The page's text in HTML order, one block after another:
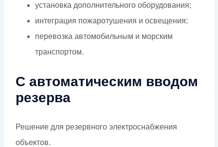
установка дополнительного оборудования;
интеграция пожаротушения и освещения;
перевозка автомобильным и морским
транспортом.
С автоматическим вводом
резерва
Решение для резервного электроснабжения
объектов.